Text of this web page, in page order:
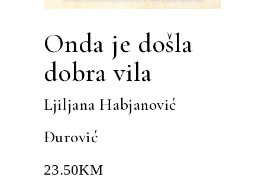
Onda je došla
dobra vila
Ljiljana Habjanović
Đurović
23.50KM